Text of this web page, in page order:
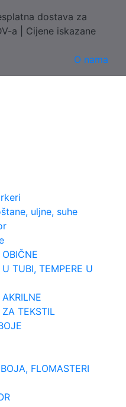
dostava za
a | Cijene iskazane
O nama
uljne, suhe
TUBI, TEMPERE U
ZA TEKSTIL
FLOMASTERI